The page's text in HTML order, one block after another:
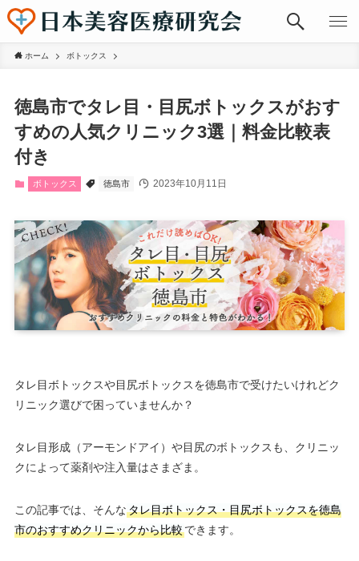
ホーム ボトックス
徳島市でタレ目・目尻ボトックスがおす
すめの人気クリニック3選｜料金比較表
付き
ボトックス 徳島市 2023年10月11日
タレ目ボトックスや目尻ボトックスを徳島市で受けたいけれどク
リニック選びで困っていませんか？
タレ目形成（アーモンドアイ）や目尻のボトックスも、クリニッ
クによって薬剤や注入量はさまざま。
この記事では、そんなタレ目ボトックス・目尻ボトックスを徳島
市のおすすめクリニックから比較できます。